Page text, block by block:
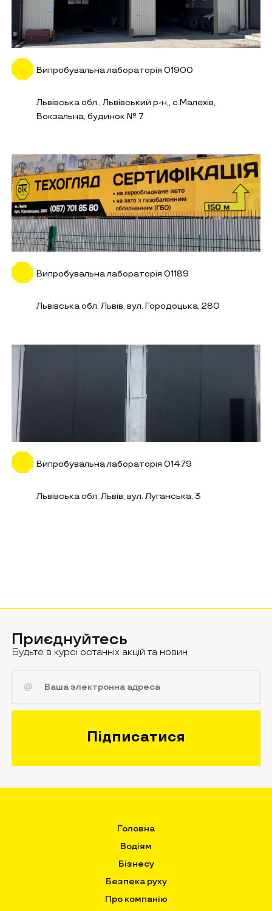
Випробувальна лабораторія 01900
Львівська обл., Львівський р-н,, с.Малехів,
Вокзальна, будинок № 7
Випробувальна лабораторія 01189
Львівська обл, Львів, вул. Городоцька, 280
Випробувальна лабораторія 01479
Львівська обл, Львів, вул. Луганська, 3
Приєднуйтесь
Будьте в курсі останніх акцій та новин
Головна
Водіям
Бізнесу
Безпека руху
Про компанію